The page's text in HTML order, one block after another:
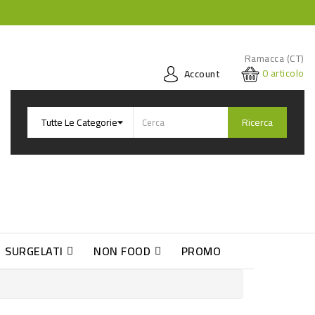
Ramacca (CT)
Account
0articolo
Ricerca
SURGELATI NON FOOD PROMO